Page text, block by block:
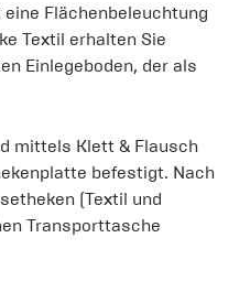
Flächenbeleuchtung
Textil erhalten Sie
Einlegeboden, der als
mittels Klett & Flausch
befestigt. Nach
(Textil und
Transporttasche